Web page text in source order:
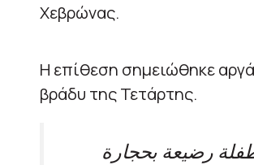
Χεβρώνας.
Η επίθεση σημειώθηκε
βράδυ της Τετάρτης.
رضيعة بحجارة